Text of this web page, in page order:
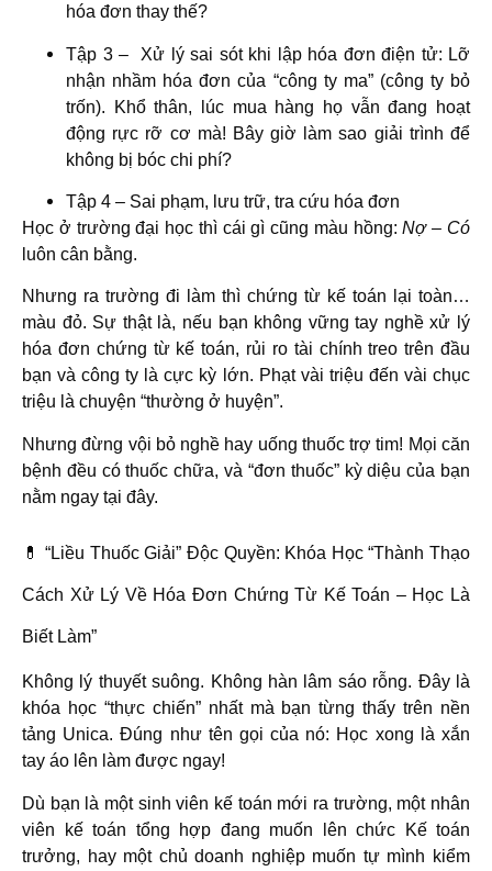
hóa đơn thay thế?
Tập 3 – Xử lý sai sót khi lập hóa đơn điện tử: Lỡ
nhận nhầm hóa đơn của “công ty ma” (công ty bỏ
trốn). Khổ thân, lúc mua hàng họ vẫn đang hoạt
động rực rỡ cơ mà! Bây giờ làm sao giải trình để
không bị bóc chi phí?
Tập 4 – Sai phạm, lưu trữ, tra cứu hóa đơn
Học ở trường đại học thì cái gì cũng màu hồng:Nợ – Có
luôn cân bằng.
Nhưng ra trường đi làm thì chứng từ kế toán lại toàn…
màu đỏ. Sự thật là, nếu bạn không vững tay nghềxử lý
hóa đơn chứng từ kế toán, rủi ro tài chính treo trên đầu
bạn và công ty là cực kỳ lớn. Phạt vài triệu đến vài chục
triệu là chuyện “thường ở huyện”.
Nhưng đừng vội bỏ nghề hay uống thuốc trợ tim! Mọi căn
bệnh đều có thuốc chữa, và “đơn thuốc” kỳ diệu của bạn
nằm ngay tại đây.
💊 “Liều Thuốc Giải” Độc Quyền: Khóa Học “Thành Thạo
Cách Xử Lý Về Hóa Đơn Chứng Từ Kế Toán – Học Là
Biết Làm”
Không lý thuyết suông. Không hàn lâm sáo rỗng. Đây là
khóa học “thực chiến” nhất mà bạn từng thấy trên nền
tảng Unica. Đúng như tên gọi của nó: Học xong là xắn
tay áo lên làm được ngay!
Dù bạn là một sinh viên kế toán mới ra trường, một nhân
viên kế toán tổng hợp đang muốn lên chức Kế toán
trưởng, hay một chủ doanh nghiệp muốn tự mình kiểm